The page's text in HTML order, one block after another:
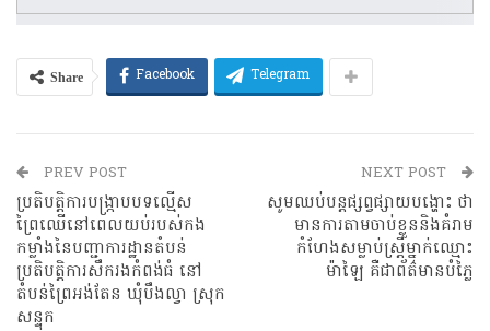
Share Facebook Telegram
PREV POST
ប្រតិបត្តិការបង្ក្រាបបទល្មើស
ព្រៃឈើនៅពេលយប់របស់កង
កម្លាំងនៃបញ្ជាការដ្ឋានតំបន់
ប្រតិបត្តិការសឹករងកំពង់ធំ នៅ
តំបន់ព្រៃអង់តែន ឃុំបឹងល្វា ស្រុក
សន្ទុក
NEXT POST
សូមឈប់បន្តផ្សព្វផ្សាយបង្ហោះ ថា
មានការតាមចាប់ខ្លួននិងគំរាម
កំហែងសម្លាប់ស្រ្តីម្នាក់ឈ្មោះ
ម៉ាឡៃ គឺជាព័ត៌មានបំភ្លៃ